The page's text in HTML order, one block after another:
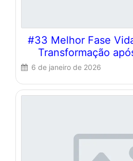
#33 Melhor Fase
Transformação
6 de janeiro de 2026